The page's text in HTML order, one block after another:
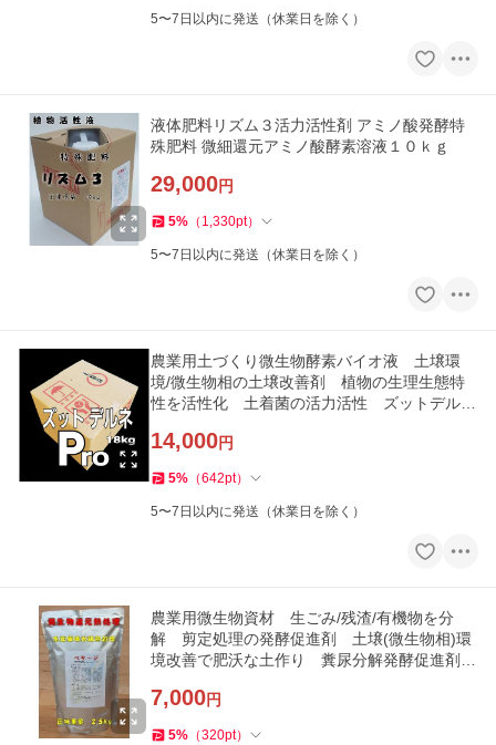
5〜7日以内に発送（休業日を除く）
液体肥料リズム３活力活性剤 アミノ酸発酵特
殊肥料 微細還元アミノ酸酵素溶液１０ｋｇ
29,000円
5% （ 1,330pt）
5〜7日以内に発送（休業日を除く）
農業用土づくり微生物酵素バイオ液 土壌環
境/微生物相の土壌改善剤 植物の生理生態特
性を活性化 土着菌の活力活性 ズットデルネ
14,000円
5% （642pt）
5〜7日以内に発送（休業日を除く）
農業用微生物資材 生ごみ/残渣/有機物を分
解 剪定処理の発酵促進剤 土壌(微生物相)環
境改善で肥沃な土作り 糞尿分解発酵促進剤
7,000円
5% （320pt）